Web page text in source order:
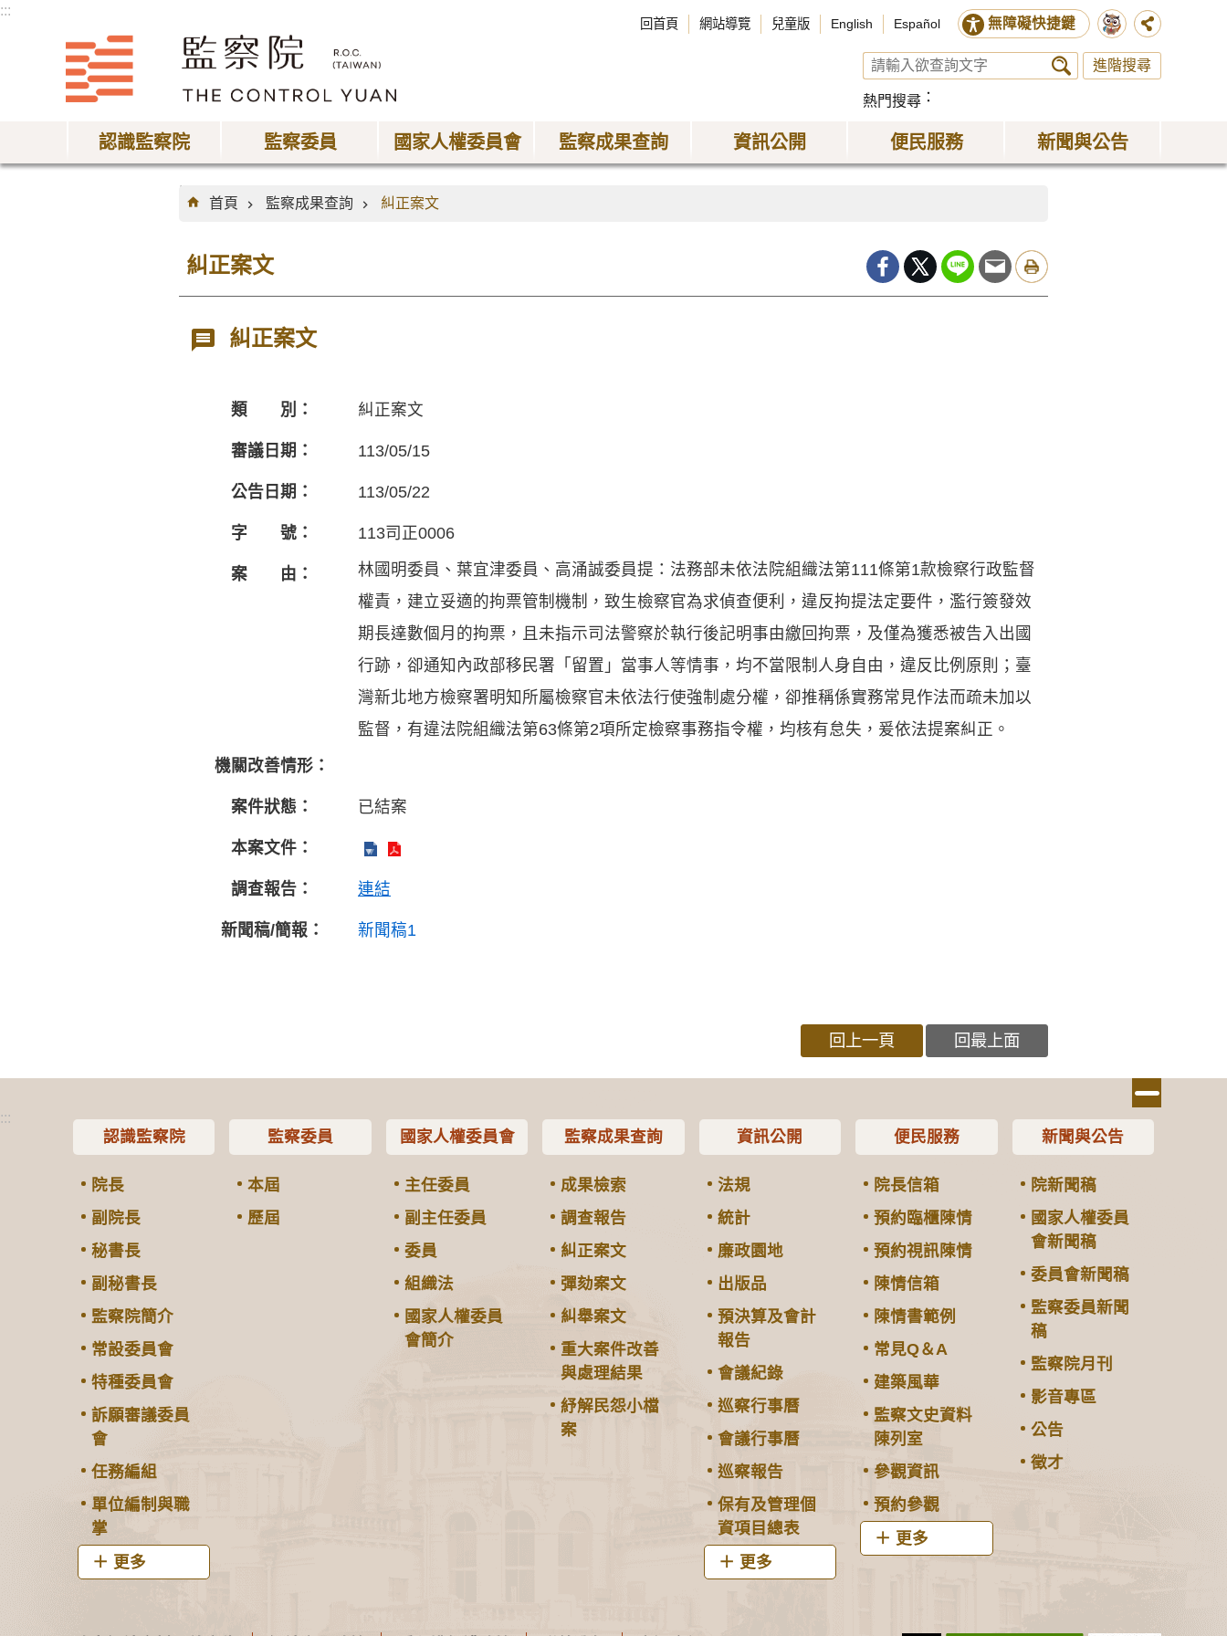
:::
回首頁 網站導覽 兒童版 English Español 無障礙快捷鍵
進階搜尋
熱門搜尋
認識監察院 監察委員 國家人權委員會 監察成果查詢 資訊公開 便民服務 新聞與公告
:::
首頁
監察成果查詢 糾正案文
糾正案文
糾正案文
類 別： 糾正案文
審議日期： 113/05/15
公告日期： 113/05/22
字 號： 113司正0006
案 由：
林國明委員、葉宜津委員、高涌誠委員提：法務部未依法院組織法第111條第1款檢察行政監督
權責，建立妥適的拘票管制機制，致生檢察官為求偵查便利，違反拘提法定要件，濫行簽發效
期長達數個月的拘票，且未指示司法警察於執行後記明事由繳回拘票，及僅為獲悉被告入出國
行跡，卻通知內政部移民署「留置」當事人等情事，均不當限制人身自由，違反比例原則；臺
灣新北地方檢察署明知所屬檢察官未依法行使強制處分權，卻推稱係實務常見作法而疏未加以
監督，有違法院組織法第63條第2項所定檢察事務指令權，均核有怠失，爰依法提案糾正。
機關改善情形：
案件狀態： 已結案
本案文件：
調查報告： 連結
新聞稿/簡報： 新聞稿1
回上一頁 回最上面
:::
認識監察院
院長
副院長
秘書長
副秘書長
監察院簡介
常設委員會
特種委員會
訴願審議委員
會
任務編組
單位編制與職
掌
更多
監察委員
本屆
歷屆
國家人權委員會
主任委員
副主任委員
委員
組織法
國家人權委員
會簡介
監察成果查詢
成果檢索
調查報告
糾正案文
彈劾案文
糾舉案文
重大案件改善
與處理結果
紓解民怨小檔
案
資訊公開
法規
統計
廉政園地
出版品
預決算及會計
報告
會議紀錄
巡察行事曆
會議行事曆
巡察報告
保有及管理個
資項目總表
更多
便民服務
院長信箱
預約臨櫃陳情
預約視訊陳情
陳情信箱
陳情書範例
常見Q＆A
建築風華
監察文史資料
陳列室
參觀資訊
預約參觀
更多
新聞與公告
院新聞稿
國家人權委員
會新聞稿
委員會新聞稿
監察委員新聞
稿
監察院月刊
影音專區
公告
徵才